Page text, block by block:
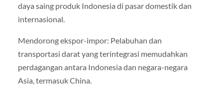
daya saing produk Indonesia di pasar domestik dan
internasional.
Mendorong ekspor-impor: Pelabuhan dan
transportasi darat yang terintegrasi memudahkan
perdagangan antara Indonesia dan negara-negara
Asia, termasuk China.